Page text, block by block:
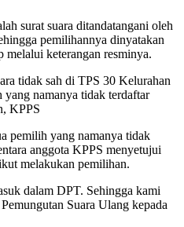
surat suara ditandatangani oleh
pemilihannya dinyatakan
keterangan resminya.
tidak sah di TPS 30 Kelurahan
yang namanya tidak terdaftar
KPPS
pemilih yang namanya tidak
anggota KPPS menyetujui
melakukan pemilihan.
dalam DPT. Sehingga kami
Suara Ulang kepada